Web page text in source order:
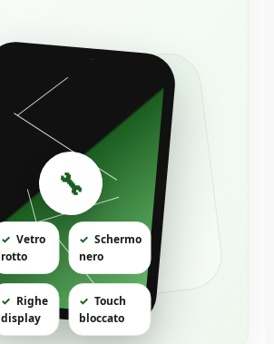
🔧
✓ Vetro
rotto
✓ Schermo
nero
✓ Righe
display
✓ Touch
bloccato